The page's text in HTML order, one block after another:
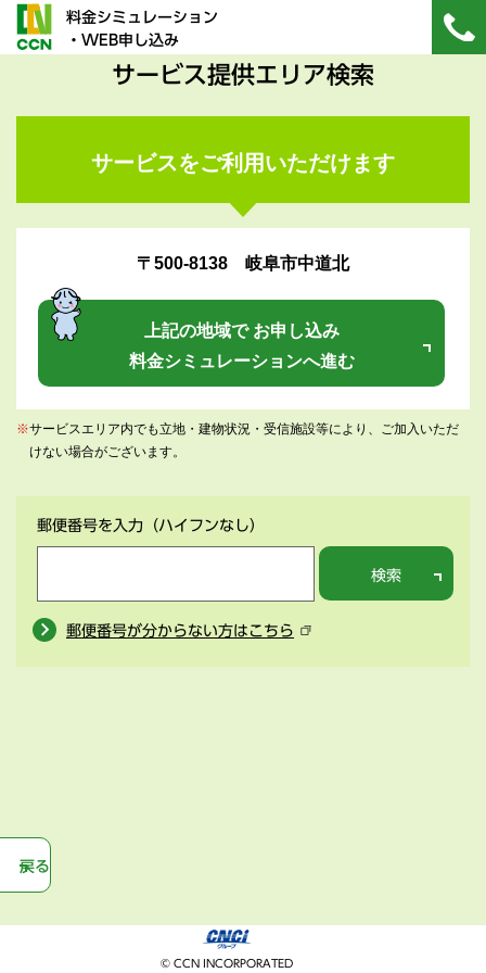
料金シミュレーション
・WEB申し込み
サービス提供エリア検索
サービスをご利用いただけます
〒500-8138 岐阜市中道北
上記の地域で お申し込み
料金シミュレーションへ進む
※サービスエリア内でも立地・建物状況・受信施設等により、ご加入いただ
けない場合がございます。
郵便番号を入力 （ハイフンなし）
検索
郵便番号が分からない方はこちら
戻る
© CCN INCORPORATED